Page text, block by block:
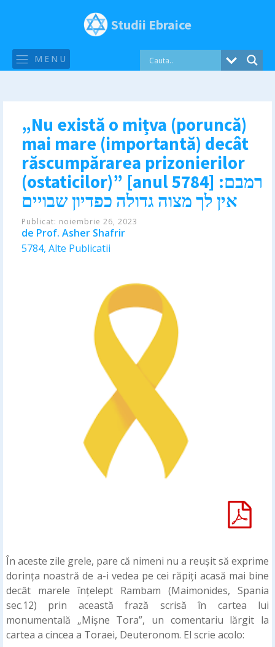
Studii Ebraice
MENU
„Nu există o mițva (poruncă)
mai mare (importantă) decât
răscumpărarea prizonierilor
(ostaticilor)” [anul 5784] רמבם:
אין לך מצוה גדולה כפדיון שבויים
Publicat: noiembrie 26, 2023
de Prof. Asher Shafrir
5784, Alte Publicatii
În aceste zile grele, pare că nimeni nu a reușit să exprime
dorința noastră de a-i vedea pe cei răpiți acasă mai bine
decât marele înțelept Rambam (Maimonides, Spania
sec.12) prin această frază scrisă în cartea lui
monumentală „Mișne Tora”, un comentariu lărgit la
cartea a cincea a Toraei, Deuteronom. El scrie acolo: